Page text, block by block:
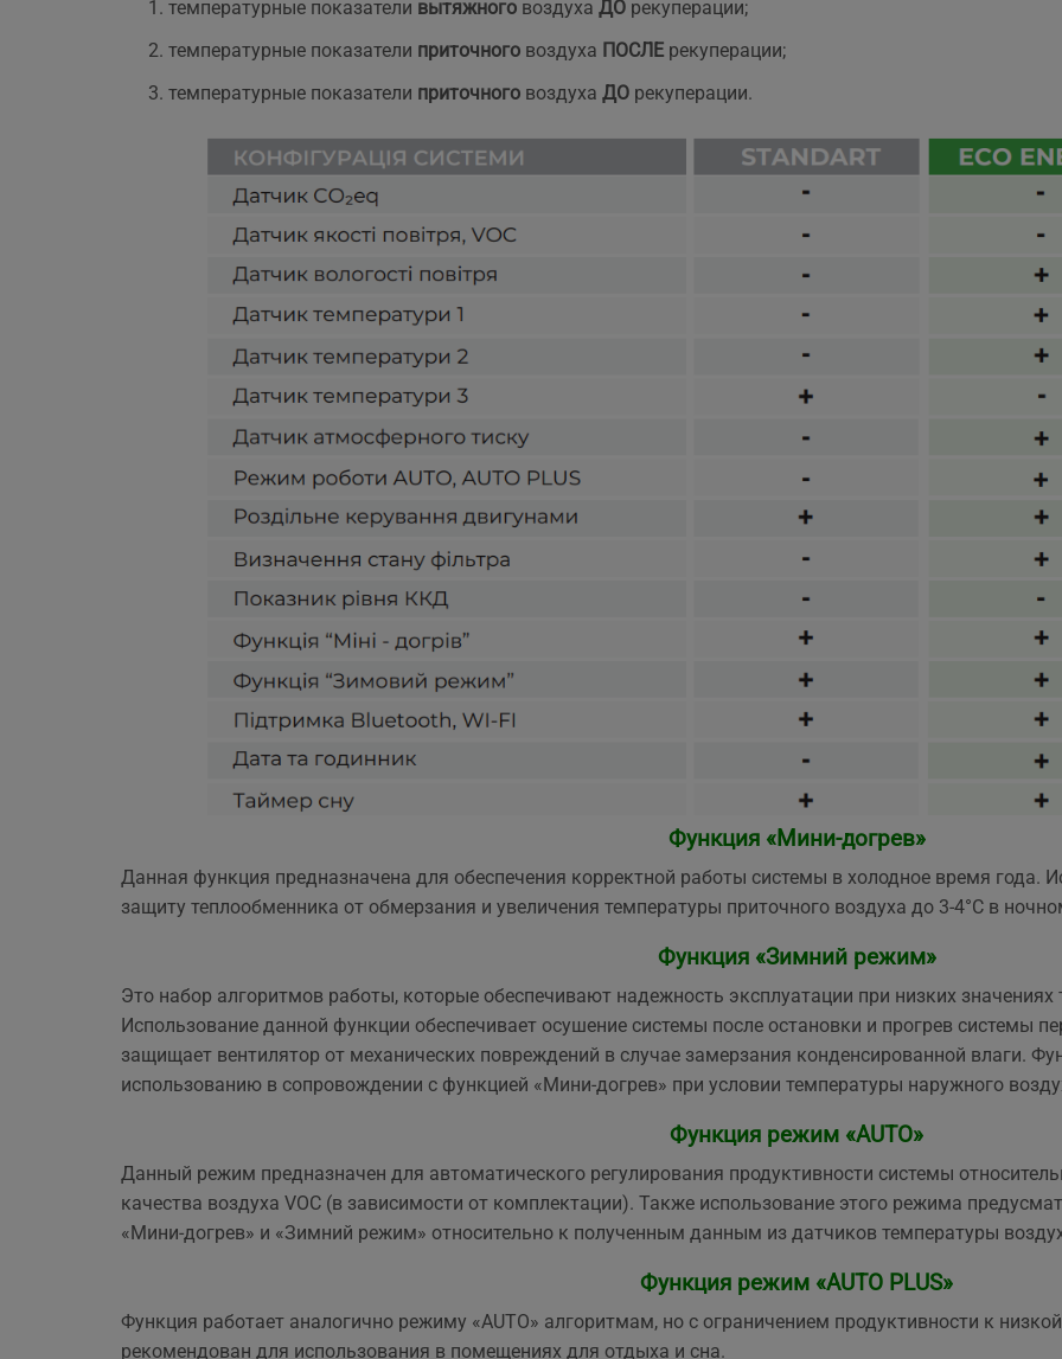
температурные показатели вытяжного воздуха ДО рекуперации;
температурные показатели приточного воздуха ПОСЛЕ рекуперации;
температурные показатели приточного воздуха ДО рекуперации.
Функция «Мини-догрев»
Данная функция предназначена для обеспечения корректной работы системы в холодное время года.
защиту теплообменника от обмерзания и увеличения температуры приточного воздуха до 3-4°С в
Функция «Зимний режим»
Это набор алгоритмов работы, которые обеспечивают надежность эксплуатации при низких
Использование данной функции обеспечивает осушение системы после остановки и прогрев системы
защищает вентилятор от механических повреждений в случае замерзания конденсированной влаги.
использованию в сопровождении с функцией «Мини-догрев» при условии температуры наружного
Функция режим «AUTO»
Данный режим предназначен для автоматического регулирования продуктивности системы
качества воздуха VOC (в зависимости от комплектации). Также использование этого режима
«Мини-догрев» и «Зимний режим» относительно к полученным данным из датчиков температуры
Функция режим «AUTO PLUS»
Функция работает аналогично режиму «AUTO» алгоритмам, но с ограничением продуктивности к
рекомендован для использования в помещениях для отдыха и сна.